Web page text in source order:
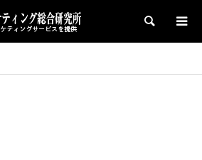
検索